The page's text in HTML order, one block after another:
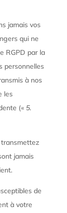
jamais vos
qui ne
RGPD par la
personnelles
à nos
les
(« 5.
transmettez
jamais
de
à votre